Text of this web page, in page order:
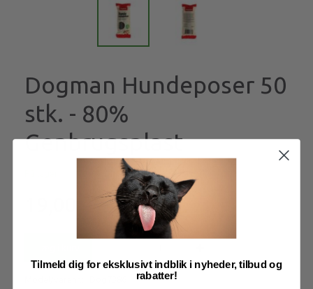
Dogman Hundeposer 50
stk. - 80%
Genbrugsplast
Tilmeld dig for eksklusivt indblik i nyheder, tilbud og
rabatter!